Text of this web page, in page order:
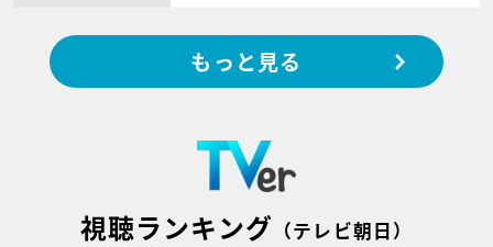
もっと見る
視聴ランキング （テレビ朝日）